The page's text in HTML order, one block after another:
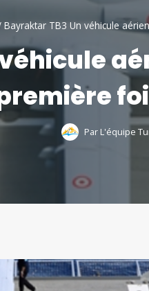
Bayraktar TB3 Un véhicule
Par L'équipe